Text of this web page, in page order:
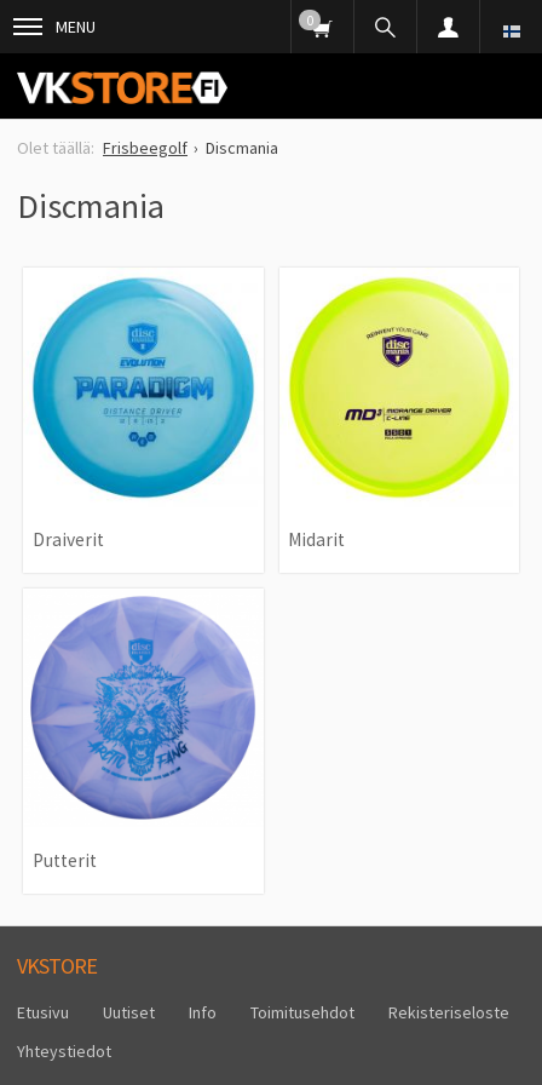
MENU 0
Frisbeegolf Discmania
Discmania
Draiverit Midarit
Putterit
VKSTORE
Etusivu Uutiset Info Toimitusehdot
Rekisteriseloste
Yhteystiedot